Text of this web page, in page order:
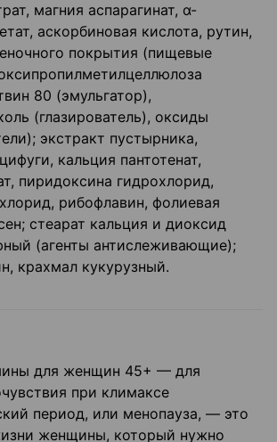
магния аспарагинат, α-
аскорбиновая кислота, рутин,
покрытия (пищевые
80 (эмульгатор),
(глазирователь), оксиды
экстракт пустырника,
кальция пантотенат,
пиридоксина гидрохлорид,
рибофлавин, фолиевая
стеарат кальция и диоксид
(агенты антислеживающие);
крахмал кукурузный.
для женщин 45+ — для
при климаксе
период, или менопауза, — это
женщины, который нужно